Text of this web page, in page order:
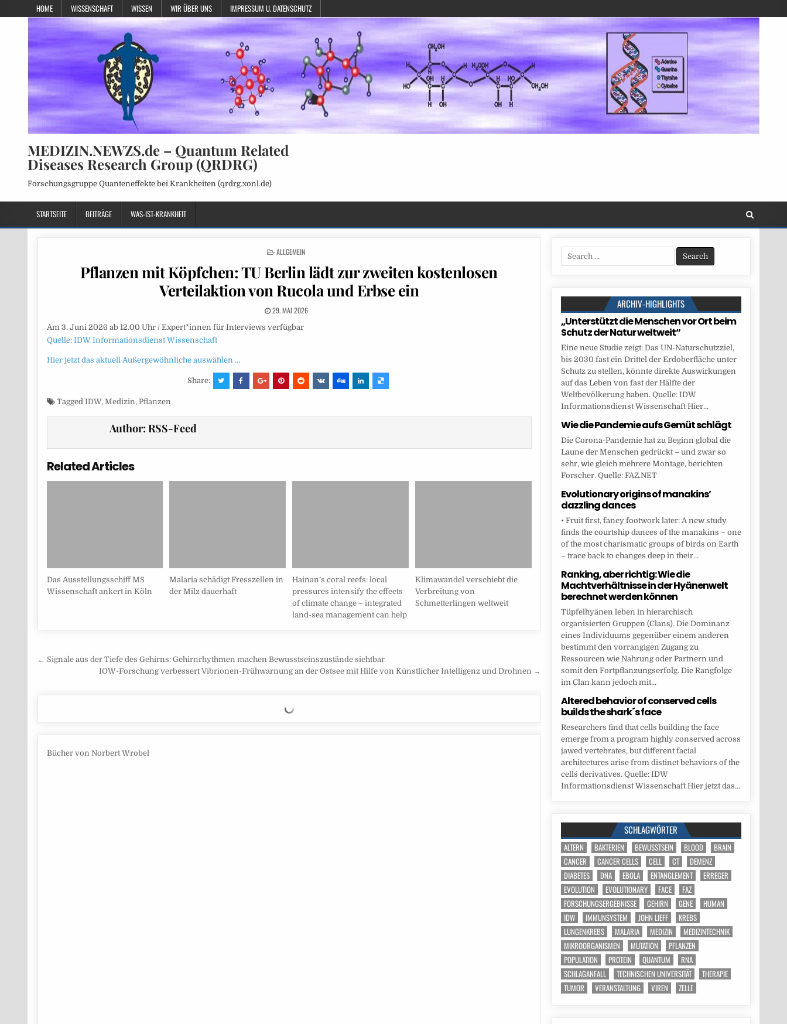
HOME WISSENSCHAFT WISSEN WIR ÜBER UNS IMPRESSUM U. DATENSCHUTZ
MEDIZIN.NEWZS.de – Quantum Related
Diseases Research Group (QRDRG)
Forschungsgruppe Quanteneffekte bei Krankheiten (qrdrg.xonl.de)
STARTSEITE BEITRÄGE WAS-IST-KRANKHEIT
POSTED
ALLGEMEIN
Pflanzen mit Köpfchen: TU Berlin lädt zur zweiten kostenlosen
Verteilaktion von Rucola und Erbse ein
29. MAI 2026
Am 3. Juni 2026 ab 12.00 Uhr / Expert*innen für Interviews verfügbar
Quelle: IDW Informationsdienst Wissenschaft
Hier jetzt das aktuell Außergewöhnliche auswählen …
Share:
Tagged IDW, Medizin, Pflanzen
Author:RSS-Feed
Related Articles
Das Ausstellungsschiff MS
Wissenschaft ankert in Köln
Malaria schädigt Fresszellen in
der Milz dauerhaft
Hainan’s coral reefs: local
pressures intensify the effects
of climate change – integrated
land-sea management can help
Klimawandel verschiebt die
Verbreitung von
Schmetterlingen weltweit
Beitragsnavigation
← Signale aus der Tiefe des Gehirns: Gehirnrhythmen machen Bewusstseinszustände sichtbar
IOW-Forschung verbessert Vibrionen-Frühwarnung an der Ostsee mit Hilfe von Künstlicher Intelligenz und Drohnen →
Bücher von Norbert Wrobel
Search
for:
ARCHIV-HIGHLIGHTS
„Unterstützt die Menschen vor Ort beim
Schutz der Natur weltweit“
Eine neue Studie zeigt: Das UN-Naturschutzziel,
bis 2030 fast ein Drittel der Erdoberfläche unter
Schutz zu stellen, könnte direkte Auswirkungen
auf das Leben von fast der Hälfte der
Weltbevölkerung haben. Quelle: IDW
Informationsdienst Wissenschaft Hier...
Wie die Pandemie aufs Gemüt schlägt
Die Corona-Pandemie hat zu Beginn global die
Laune der Menschen gedrückt – und zwar so
sehr, wie gleich mehrere Montage, berichten
Forscher. Quelle: FAZ.NET
Evolutionary origins of manakins’
dazzling dances
• Fruit first, fancy footwork later: A new study
finds the courtship dances of the manakins – one
of the most charismatic groups of birds on Earth
– trace back to changes deep in their...
Ranking, aber richtig: Wie die
Machtverhältnisse in der Hyänenwelt
berechnet werden können
Tüpfelhyänen leben in hierarchisch
organisierten Gruppen (Clans). Die Dominanz
eines Individuums gegenüber einem anderen
bestimmt den vorrangigen Zugang zu
Ressourcen wie Nahrung oder Partnern und
somit den Fortpflanzungserfolg. Die Rangfolge
im Clan kann jedoch mit...
Altered behavior of conserved cells
builds the shark´s face
Researchers find that cells building the face
emerge from a program highly conserved across
jawed vertebrates, but different facial
architectures arise from distinct behaviors of the
cells´ derivatives. Quelle: IDW
Informationsdienst Wissenschaft Hier jetzt das...
SCHLAGWÖRTER
ALTERN BAKTERIEN BEWUSSTSEIN BLOOD
BRAIN
CANCER
CANCER CELLS CELL CT
DEMENZ
DIABETES
DNA EBOLA ENTANGLEMENT
ERREGER
EVOLUTION
EVOLUTIONARY FACE
FAZ
FORSCHUNGSERGEBNISSE
GEHIRN GENE
HUMAN
IDW
IMMUNSYSTEM JOHN LIEFF
KREBS
LUNGENKREBS
MALARIA MEDIZIN
MEDIZINTECHNIK
MIKROORGANISMEN
MUTATION
PFLANZEN
POPULATION
PROTEIN QUANTUM
RNA
SCHLAGANFALL
TECHNISCHEN UNIVERSITÄT
THERAPIE
TUMOR
VERANSTALTUNG VIREN ZELLE